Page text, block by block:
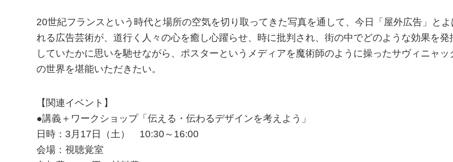
20世紀フランスという時代と場所の空気を切り取ってきた写真を通して、今日「屋外広告」とよ
れる広告芸術が、道行く人々の心を癒し心躍らせ、時に批判され、街の中でどのような効果を発
していたかに思いを馳せながら、ポスターというメディアを魔術師のように操ったサヴィニャッ
の世界を堪能いただきたい。
【関連イベント】
●講義＋ワークショップ「伝える・伝わるデザインを考えよう」
日時：3月17日（土） 10:30～16:00
会場：視聴覚室